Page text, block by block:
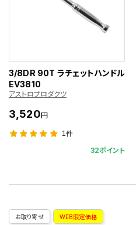
3/8DR 90T ラチェットハンドル
EV3810
アストロプロダクツ
3,520円
1件
32ポイント
お取り寄せ WEB限定価格